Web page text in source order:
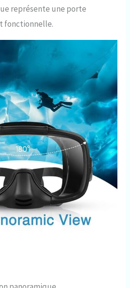
représente une porte
fonctionnelle.